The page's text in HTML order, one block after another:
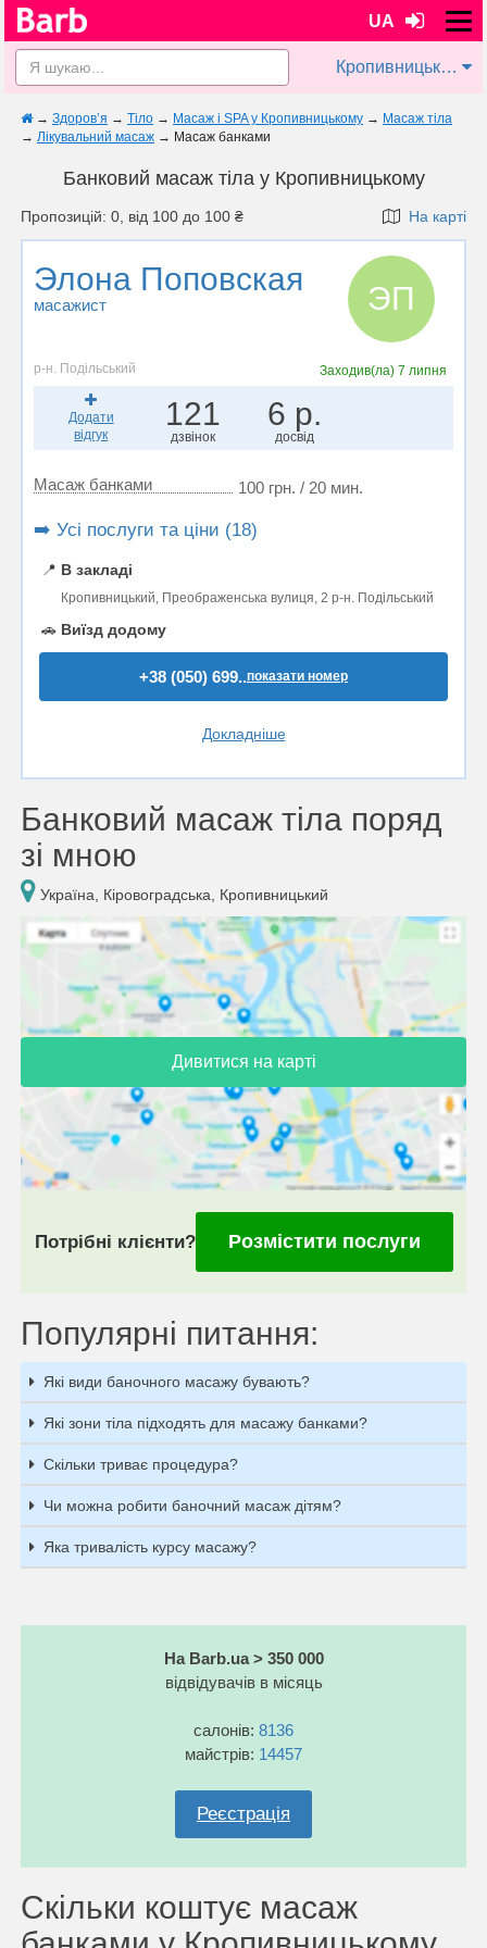
UA
Кропивницький
→ Здоров’я → Тіло → Масаж і SPA у Кропивницькому → Масаж тіла
→ Лікувальний масаж → Масаж банками
Банковий масаж тіла у Кропивницькому
Пропозицій: 0, від 100 до 100 ₴ На карті
Элона Поповская
масажист ЭП
р-н. Подільський Заходив(ла)7 липня
Додати
відгук
121
дзвінок
6 р.
досвід
Масаж банками 100 грн. / 20 мин.
➡️ Усі послуги та ціни (18)
📍 В закладі
Кропивницький, Преображенська вулиця, 2 р-н. Подільський
🚗 Виїзд додому
+38 (050) 699..показати номер
Докладніше
Банковий масаж тіла поряд
зі мною
Україна, Кіровоградська, Кропивницький
Дивитися на карті
Потрібні клієнти? Розмістити послуги
Популярні питання:
Які види баночного масажу бувають?
Які зони тіла підходять для масажу банками?
Скільки триває процедура?
Чи можна робити баночний масаж дітям?
Яка тривалість курсу масажу?
На Barb.ua > 350 000
відвідувачів в місяць
салонів: 8136
майстрів: 14457
Реєстрація
Скільки коштує масаж